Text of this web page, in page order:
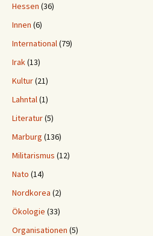
Hessen (36)
Innen (6)
International(79)
Irak(13)
Kultur(21)
Lahntal(1)
Literatur(5)
Marburg (136)
Militarismus (12)
Nato (14)
Nordkorea (2)
Ökologie (33)
Organisationen (5)